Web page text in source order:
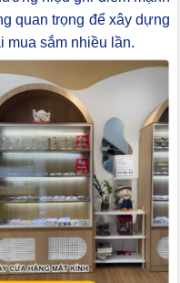
quan trọng để xây dựng
mua sắm nhiều lần.